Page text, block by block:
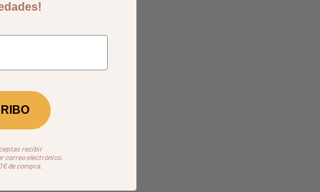
recibir
correo electrónico.
de compra.